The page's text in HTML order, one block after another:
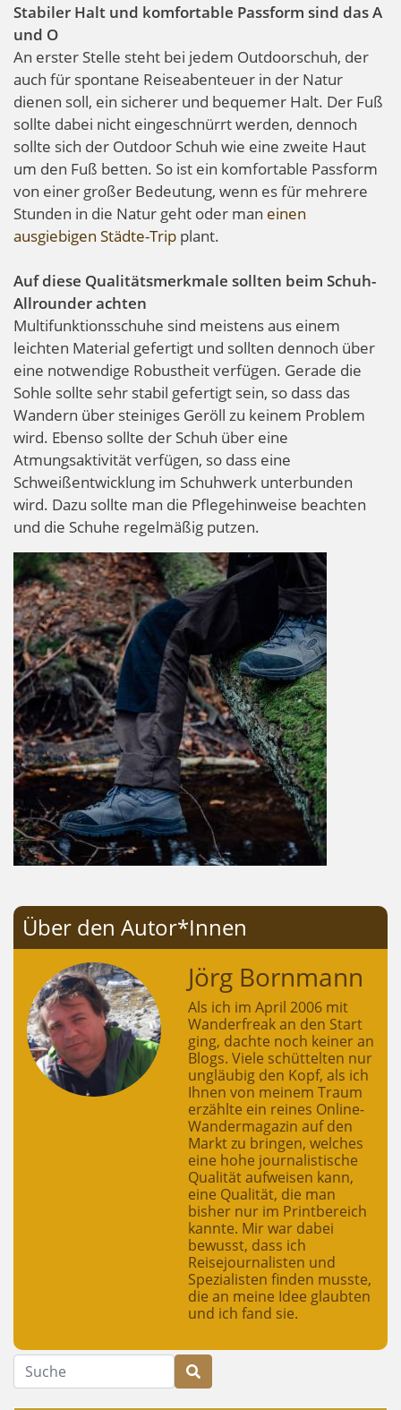
Stabiler Halt und komfortable Passform sind das A
und O
An erster Stelle steht bei jedem Outdoorschuh, der
auch für spontane Reiseabenteuer in der Natur
dienen soll, ein sicherer und bequemer Halt. Der Fuß
sollte dabei nicht eingeschnürrt werden, dennoch
sollte sich der Outdoor Schuh wie eine zweite Haut
um den Fuß betten. So ist ein komfortable Passform
von einer großer Bedeutung, wenn es für mehrere
Stunden in die Natur geht oder man einen
ausgiebigen Städte-Trip plant.
Auf diese Qualitätsmerkmale sollten beim Schuh-
Allrounder achten
Multifunktionsschuhe sind meistens aus einem
leichten Material gefertigt und sollten dennoch über
eine notwendige Robustheit verfügen. Gerade die
Sohle sollte sehr stabil gefertigt sein, so dass das
Wandern über steiniges Geröll zu keinem Problem
wird. Ebenso sollte der Schuh über eine
Atmungsaktivität verfügen, so dass eine
Schweißentwicklung im Schuhwerk unterbunden
wird. Dazu sollte man die Pflegehinweise beachten
und die Schuhe regelmäßig putzen.
Über den Autor*Innen
Jörg Bornmann
Als ich im April 2006 mit
Wanderfreak an den Start
ging, dachte noch keiner an
Blogs. Viele schüttelten nur
ungläubig den Kopf, als ich
Ihnen von meinem Traum
erzählte ein reines Online-
Wandermagazin auf den
Markt zu bringen, welches
eine hohe journalistische
Qualität aufweisen kann,
eine Qualität, die man
bisher nur im Printbereich
kannte. Mir war dabei
bewusst, dass ich
Reisejournalisten und
Spezialisten finden musste,
die an meine Idee glaubten
und ich fand sie.
Suche